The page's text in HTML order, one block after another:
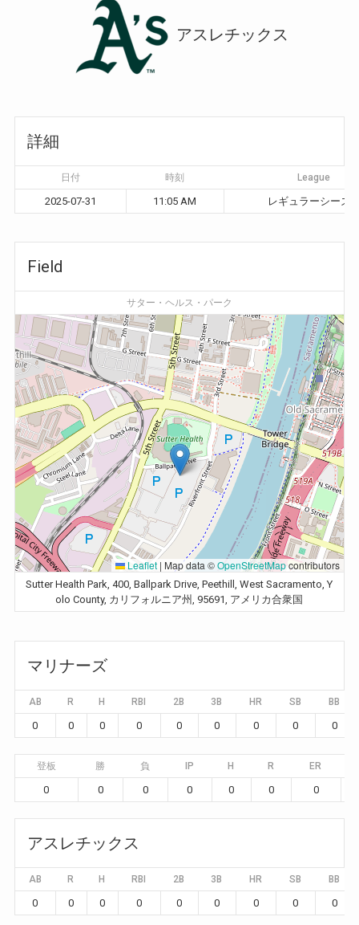
アスレチックス
詳細
日付 時刻 League
2025-07-31 11:05 AM レギュラーシーズ
Field
サター・ヘルス・パーク
Leaflet | Map data ©OpenStreetMapcontributors
Sutter Health Park, 400, Ballpark Drive, Peethill, West Sacramento, Y
olo County, カリフォルニア州, 95691, アメリカ合衆国
マリナーズ
AB R H RBI 2B 3B HR SB BB
0 0 0 0 0 0 0 0 0
登板 勝 負 IP H R ER
0 0 0 0 0 0 0
アスレチックス
AB R H RBI 2B 3B HR SB BB
0 0 0 0 0 0 0 0 0